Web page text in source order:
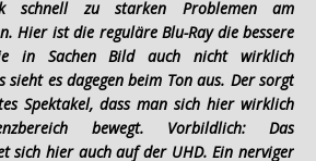
schnell zu starken Problemen am
Hier ist die reguläre Blu-Ray die bessere
in Sachen Bild auch nicht wirklich
sieht es dagegen beim Ton aus. Der sorgt
Spektakel, dass man sich hier wirklich
bewegt. Vorbildlich: Das
sich hier auch auf der UHD. Ein nerviger